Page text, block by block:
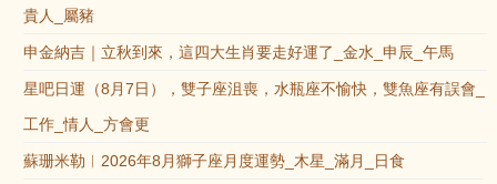
貴人_屬豬
申金納吉｜立秋到來，這四大生肖要走好運了_金水_申辰_午馬
星吧日運（8月7日），雙子座沮喪，水瓶座不愉快，雙魚座有誤會_
工作_情人_方會更
蘇珊米勒︱2026年8月獅子座月度運勢_木星_滿月_日食